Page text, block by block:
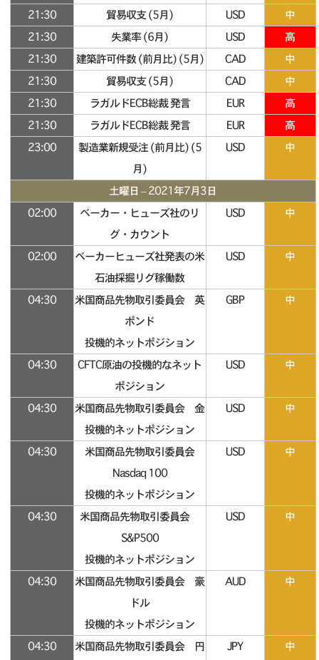
21:30 貿易収支 (5月) USD
中
21:30
失業率 (6月) USD
高
21:30
建築許可件数 (前月比) (5月) CAD
中
21:30
貿易収支 (5月) CAD
中
21:30
ラガルドECB総裁 発言 EUR
高
21:30
ラガルドECB総裁 発言 EUR
高
23:00
製造業新規受注 (前月比) (5
月)
USD 中
土曜日 – 2021年7月3日
02:00
ベーカー・ヒューズ社のリ
グ・カウント
USD 中
02:00
ベーカーヒューズ社発表の米
石油採掘リグ稼働数
USD 中
04:30
米国商品先物取引委員会 英
ポンド
投機的ネットポジション
GBP 中
04:30
CFTC原油の投機的なネット
ポジション
USD 中
04:30
米国商品先物取引委員会 金
投機的ネットポジション
USD 中
04:30
米国商品先物取引委員会
Nasdaq 100
投機的ネットポジション
USD 中
04:30
米国商品先物取引委員会
S&P500
投機的ネットポジション
USD 中
04:30
米国商品先物取引委員会 豪
ドル
投機的ネットポジション
AUD 中
04:30
米国商品先物取引委員会 円
JPY 中